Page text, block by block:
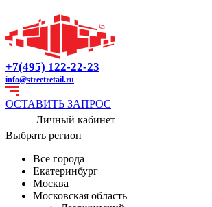
+7(495) 122-22-23
info@streetretail.ru
ОСТАВИТЬ ЗАПРОС
Личный кабинет
Выбрать регион
Все города
Екатеринбург
Москва
Московская область